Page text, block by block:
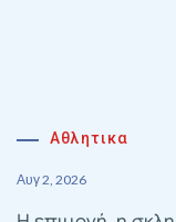
Αθλητικα
Αυγ 2, 2026